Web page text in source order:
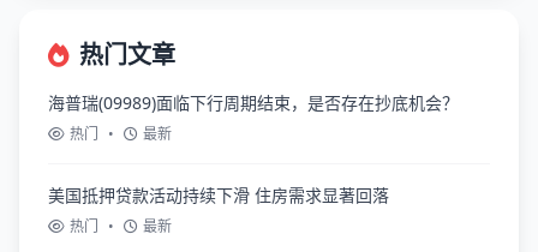
热门文章
海普瑞(09989)面临下行周期结束，是否存在抄底机会？
热门 • 最新
美国抵押贷款活动持续下滑 住房需求显著回落
热门 • 最新